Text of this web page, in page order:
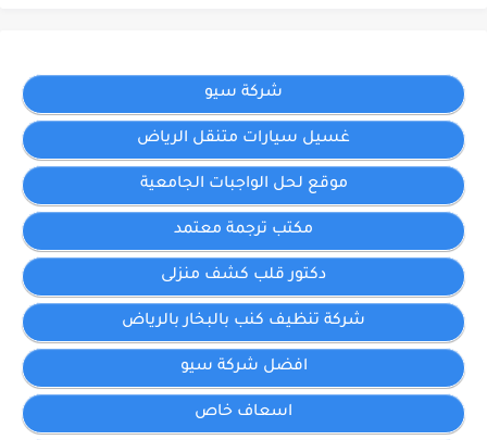
شركة سيو
غسيل سيارات متنقل الرياض
موقع لحل الواجبات الجامعية
مكتب ترجمة معتمد
دكتور قلب كشف منزلى
شركة تنظيف كنب بالبخار بالرياض
افضل شركة سيو
اسعاف خاص